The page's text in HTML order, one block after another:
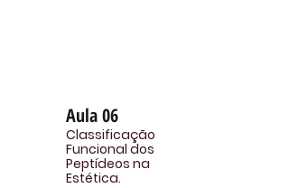
Aula 06
Classificação
Funcional dos
Peptídeos na
Estética.